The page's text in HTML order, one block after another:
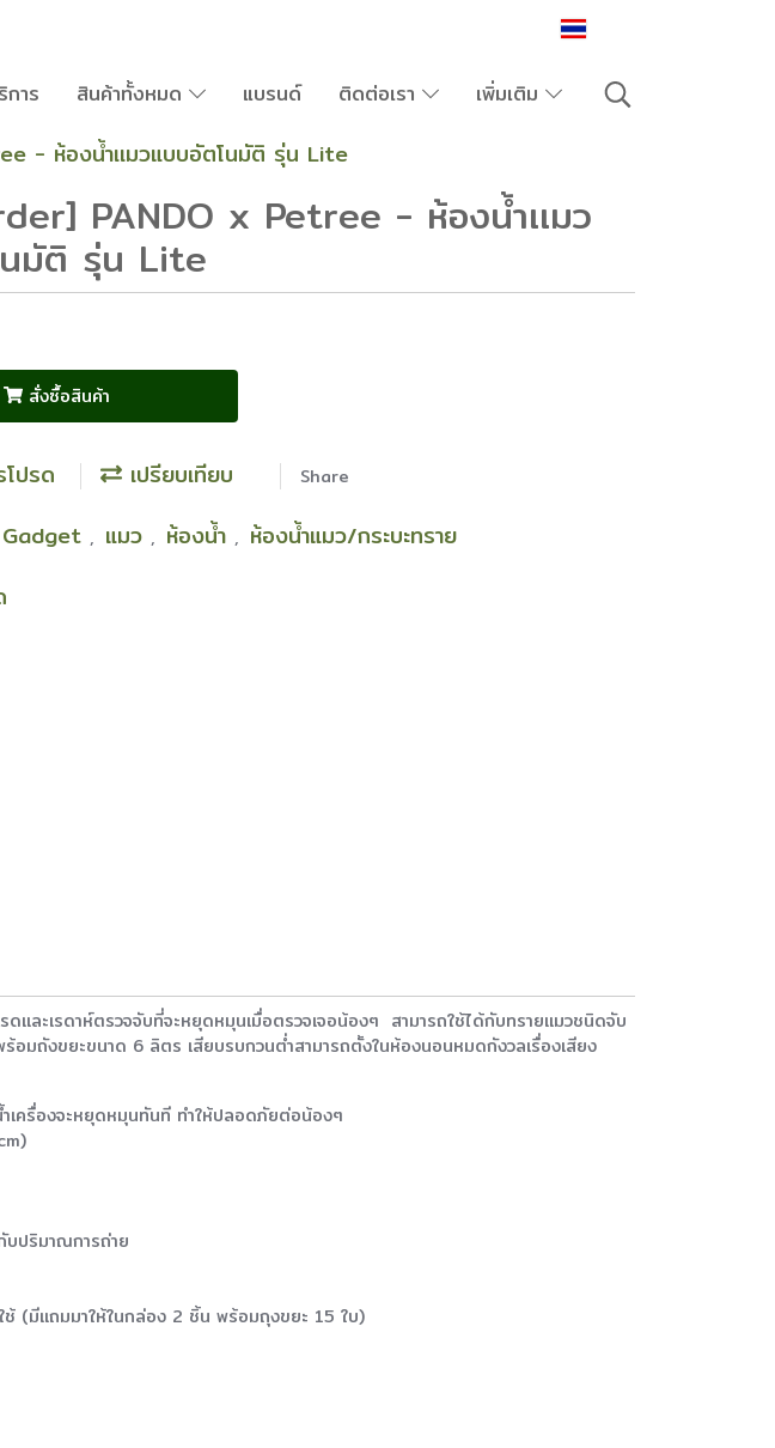
การ สินค้าทั้งหมด แบรนด์ ติดต่อเรา เพิ่มเติม
- ห้องน้ำเเมวแบบอัตโนมัติ รุ่น Lite
PANDO x Petree - ห้องน้ำเเมว
มัติ รุ่น Lite
สั่งซื้อสินค้า
โปรด เปรียบเทียบ Share
, แมว , ห้องน้ำ , ห้องน้ำแมว/กระบะทราย
ละเรดาห์ตรวจจับที่จะหยุดหมุนเมื่อตรวจเจอน้องๆ สามารถใช้ได้กับทรายแมวชนิดจับ
อมถังขยะขนาด 6 ลิตร เสียบรบกวนต่ำสามารถตั้งในห้องนอนหมดกังวลเรื่องเสียง
ำเครื่องจะหยุดหมุนทันที ทำให้ปลอดภัยต่อน้องๆ
บปริมาณการถ่าย
(มีแถมมาให้ในกล่อง 2 ชิ้น พร้อมถุงขยะ 15 ใบ)